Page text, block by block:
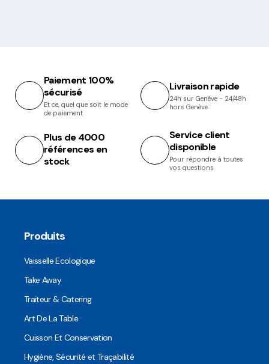
Paiement 100%
sécurisé
Et ce, quel que soit le mode
de paiement
Livraison rapide
24h sur Genève - 24/48h
hors Genève
Plus de 4000
références en
stock
Service client
disponible
Pour répondre à toutes
vos questions
Produits
Vaisselle Ecologique
Take Away
Traiteur & Catering
Art De La Table
Cuisson Et Conservation
Hygiène, Sécurité et Traçabilité